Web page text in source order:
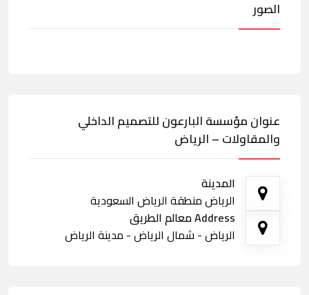
الصور
عنوان مؤسسة البارعون للتصميم الداخلي
والمقاولات – الرياض
المدينة
الرياض منطقة الرياض السعودية
Address معالم الطريق
الرياض - شمال الرياض - مدينة الرياض